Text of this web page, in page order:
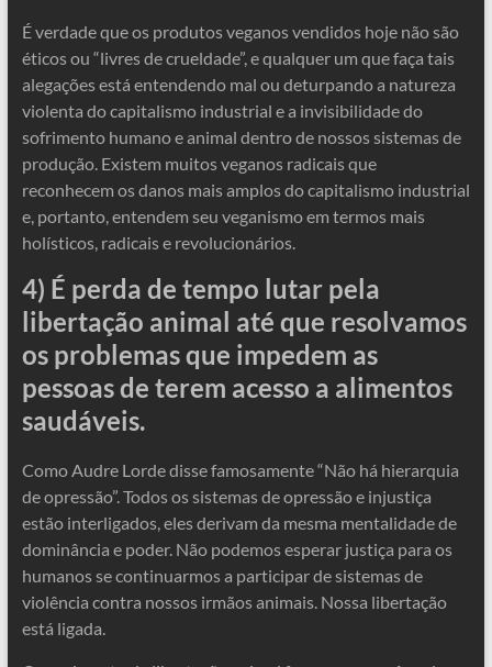
É verdade que os produtos veganos vendidos hoje não são
éticos ou “livres de crueldade”, e qualquer um que faça tais
alegações está entendendo mal ou deturpando a natureza
violenta do capitalismo industrial e a invisibilidade do
sofrimento humano e animal dentro de nossos sistemas de
produção. Existem muitos veganos radicais que
reconhecem os danos mais amplos do capitalismo industrial
e, portanto, entendem seu veganismo em termos mais
holísticos, radicais e revolucionários.
4) É perda de tempo lutar pela
libertação animal até que resolvamos
os problemas que impedem as
pessoas de terem acesso a alimentos
saudáveis.
Como Audre Lorde disse famosamente “Não há hierarquia
de opressão”. Todos os sistemas de opressão e injustiça
estão interligados, eles derivam da mesma mentalidade de
dominância e poder. Não podemos esperar justiça para os
humanos se continuarmos a participar de sistemas de
violência contra nossos irmãos animais. Nossa libertação
está ligada.